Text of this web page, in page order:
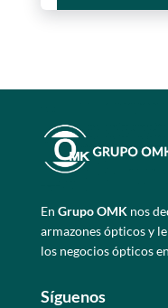
En Grupo OMKnos
armazones ópticos y
los negocios ópticos
Síguenos